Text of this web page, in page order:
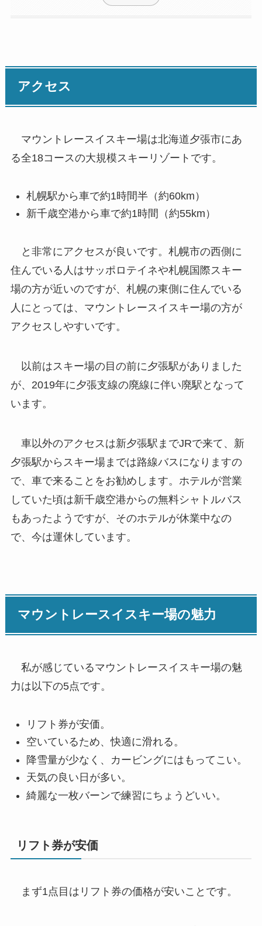
アクセス
マウントレースイスキー場は北海道夕張市にあ
る全18コースの大規模スキーリゾートです。
札幌駅から車で約1時間半（約60km）
新千歳空港から車で約1時間（約55km）
と非常にアクセスが良いです。札幌市の西側に
住んでいる人はサッポロテイネや札幌国際スキー
場の方が近いのですが、札幌の東側に住んでいる
人にとっては、マウントレースイスキー場の方が
アクセスしやすいです。
以前はスキー場の目の前に夕張駅がありました
が、2019年に夕張支線の廃線に伴い廃駅となって
います。
車以外のアクセスは新夕張駅までJRで来て、新
夕張駅からスキー場までは路線バスになりますの
で、車で来ることをお勧めします。ホテルが営業
していた頃は新千歳空港からの無料シャトルバス
もあったようですが、そのホテルが休業中なの
で、今は運休しています。
マウントレースイスキー場の魅力
私が感じているマウントレースイスキー場の魅
力は以下の5点です。
リフト券が安価。
空いているため、快適に滑れる。
降雪量が少なく、カービングにはもってこい。
天気の良い日が多い。
綺麗な一枚バーンで練習にちょうどいい。
リフト券が安価
まず1点目はリフト券の価格が安いことです。